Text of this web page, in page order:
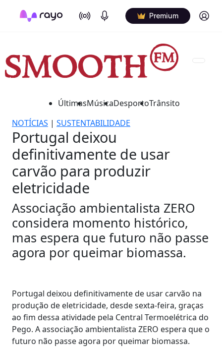
On Air Podcasts Premium Log in
ÚltimasMúsicaDesportoTrânsito
NOTÍCIAS | SUSTENTABILIDADE
Portugal deixou
definitivamente de usar
carvão para produzir
eletricidade
Associação ambientalista ZERO
considera momento histórico,
mas espera que futuro não passe
agora por queimar biomassa.
Portugal deixou definitivamente de usar carvão na
produção de eletricidade, desde sexta-feira, graças
ao fim dessa atividade pela Central Termoelétrica do
Pego. A associação ambientalista ZERO espera que o
futuro não passe agora por queimar biomassa.